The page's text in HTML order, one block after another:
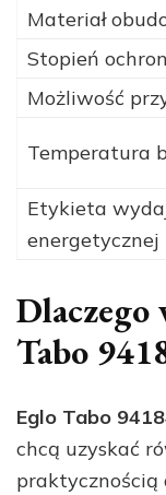
Materiał
Stopień
Możliwość
Temperatura
Etykieta
energetycznej
Tabo
Eglo Tabo
chcą uzyskać
praktycznością